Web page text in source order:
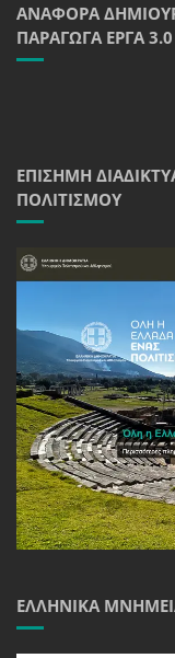
ΑΝΑΦΟΡΆ
ΠΑΡΆΓΩΓΑ ΈΡΓΑ
ΕΠΊΣΗΜΗ
ΠΟΛΙΤΙΣΜΟΎ
ΕΛΛΗΝΙΚΆ